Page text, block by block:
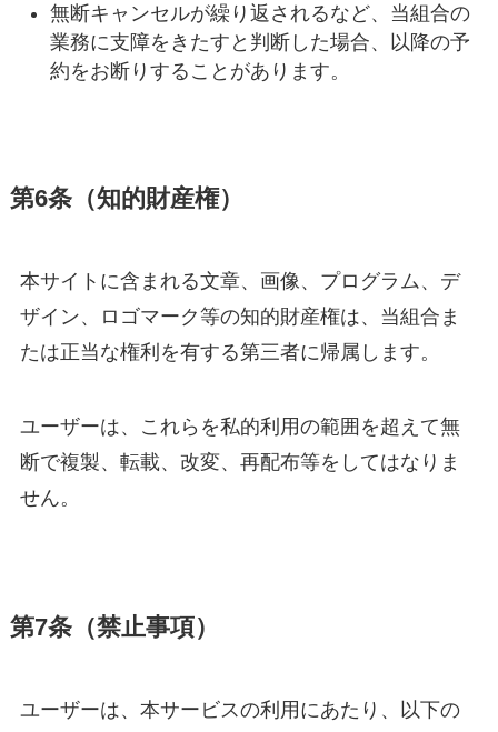
無断キャンセルが繰り返されるなど、当組合の
業務に支障をきたすと判断した場合、以降の予
約をお断りすることがあります。
第6条（知的財産権）
本サイトに含まれる文章、画像、プログラム、デ
ザイン、ロゴマーク等の知的財産権は、当組合ま
たは正当な権利を有する第三者に帰属します。
ユーザーは、これらを私的利用の範囲を超えて無
断で複製、転載、改変、再配布等をしてはなりま
せん。
第7条（禁止事項）
ユーザーは、本サービスの利用にあたり、以下の